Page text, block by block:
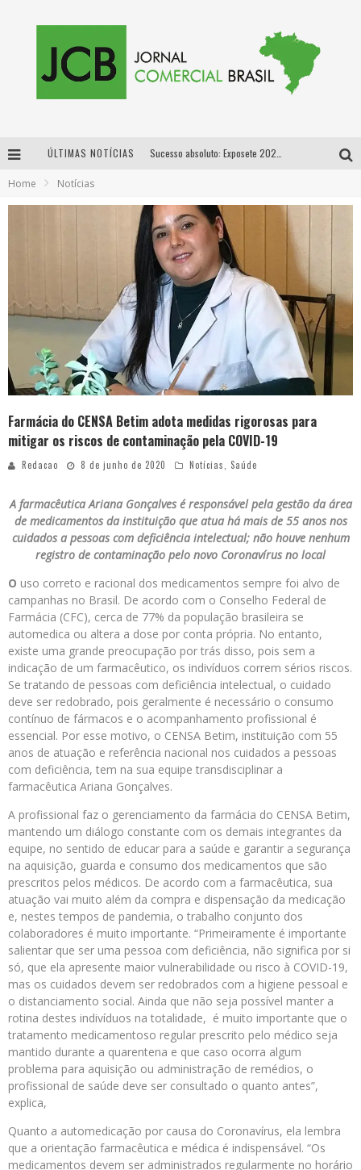
ÚLTIMAS NOTÍCIAS
Home Notícias
Farmácia do CENSA Betim adota medidas rigorosas para
mitigar os riscos de contaminação pela COVID-19
Redacao 8 de junho de 2020 Notícias Saúde
A farmacêutica Ariana Gonçalves é responsável pela gestão da área
de medicamentos da instituição que atua há mais de 55 anos nos
cuidados a pessoas com deficiência intelectual; não houve nenhum
registro de contaminação pelo novo Coronavírus no local
O uso correto e racional dos medicamentos sempre foi alvo de
campanhas no Brasil. De acordo com o Conselho Federal de
Farmácia (CFC), cerca de 77% da população brasileira se
automedica ou altera a dose por conta própria. No entanto,
existe uma grande preocupação por trás disso, pois sem a
indicação de um farmacêutico, os indivíduos correm sérios riscos.
Se tratando de pessoas com deficiência intelectual, o cuidado
deve ser redobrado, pois geralmente é necessário o consumo
contínuo de fármacos e o acompanhamento profissional é
essencial. Por esse motivo, o CENSA Betim, instituição com 55
anos de atuação e referência nacional nos cuidados a pessoas
com deficiência, tem na sua equipe transdisciplinar a
farmacêutica Ariana Gonçalves.
A profissional faz o gerenciamento da farmácia do CENSA Betim,
mantendo um diálogo constante com os demais integrantes da
equipe, no sentido de educar para a saúde e garantir a segurança
na aquisição, guarda e consumo dos medicamentos que são
prescritos pelos médicos. De acordo com a farmacêutica, sua
atuação vai muito além da compra e dispensação da medicação
e, nestes tempos de pandemia, o trabalho conjunto dos
colaboradores é muito importante. “Primeiramente é importante
salientar que ser uma pessoa com deficiência, não significa por si
só, que ela apresente maior vulnerabilidade ou risco à COVID-19,
mas os cuidados devem ser redobrados com a higiene pessoal e
o distanciamento social. Ainda que não seja possível manter a
rotina destes indivíduos na totalidade, é muito importante que o
tratamento medicamentoso regular prescrito pelo médico seja
mantido durante a quarentena e que caso ocorra algum
problema para aquisição ou administração de remédios, o
profissional de saúde deve ser consultado o quanto antes”,
explica,
Quanto a automedicação por causa do Coronavírus, ela lembra
que a orientação farmacêutica e médica é indispensável. “Os
medicamentos devem ser administrados regularmente no horário